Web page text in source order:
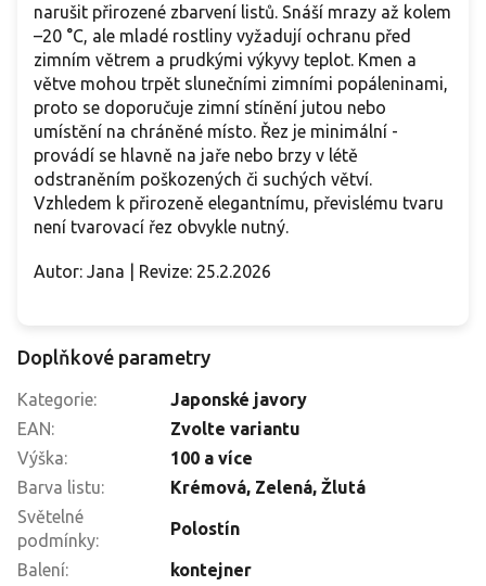
narušit přirozené zbarvení listů. Snáší mrazy až kolem
–20 °C, ale mladé rostliny vyžadují ochranu před
zimním větrem a prudkými výkyvy teplot. Kmen a
větve mohou trpět slunečními zimními popáleninami,
proto se doporučuje zimní stínění jutou nebo
umístění na chráněné místo. Řez je minimální -
provádí se hlavně na jaře nebo brzy v létě
odstraněním poškozených či suchých větví.
Vzhledem k přirozeně elegantnímu, převislému tvaru
není tvarovací řez obvykle nutný.
Autor: Jana | Revize: 25.2.2026
Doplňkové parametry
Kategorie:
Japonské javory
EAN:
Zvolte variantu
Výška:
100 a více
Barva listu:
Krémová, Zelená, Žlutá
Světelné
podmínky:
Polostín
Balení: kontejner